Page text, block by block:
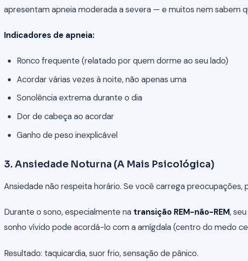
apresentam apneia moderada a severa — e muitos nem sabem
Indicadores de apneia:
Ronco frequente (relatado por quem dorme ao seu lado)
Acordar várias vezes à noite, não apenas uma
Sonolência extrema durante o dia
Dor de cabeça ao acordar
Ganho de peso inexplicável
3. Ansiedade Noturna (A Mais Psicológica)
Ansiedade não respeita horário. Se você carrega
Durante o sono, especialmente na transição REM-não-REM,
sonho vívido pode acordá-lo com a amígdala (centro do medo
Resultado: taquicardia, suor frio, sensação de pânico.